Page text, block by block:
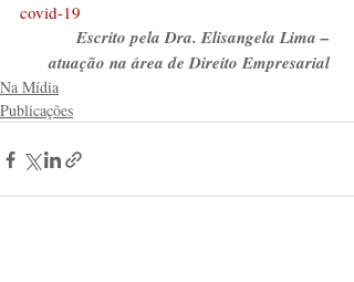
covid-19
Escrito pela Dra. Elisangela Lima –
atuação na área de Direito Empresarial
Na Mídia
Publicações